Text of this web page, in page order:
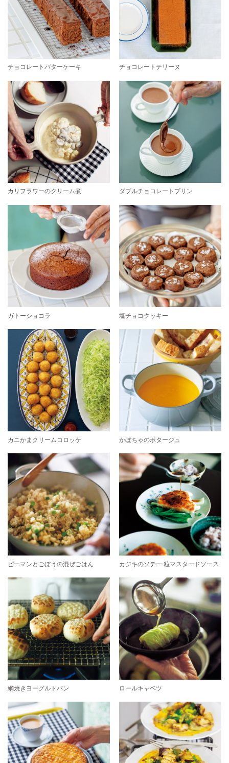
チョコレートバターケーキ チョコレートテリーヌ
カリフラワーのクリーム煮 ダブルチョコレートプリン
ガトーショコラ 塩チョコクッキー
カニかまクリームコロッケ かぼちゃのポタージュ
ピーマンとごぼうの混ぜごはん カジキのソテー 粒マスタードソース
網焼きヨーグルトパン ロールキャベツ